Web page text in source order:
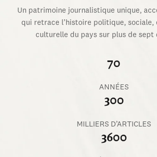
Un patrimoine journalistique unique,
qui retrace l’histoire politique, sociale,
culturelle du pays sur plus de sept
70
ANNÉES
300
MILLIERS D’ARTICLES
3600